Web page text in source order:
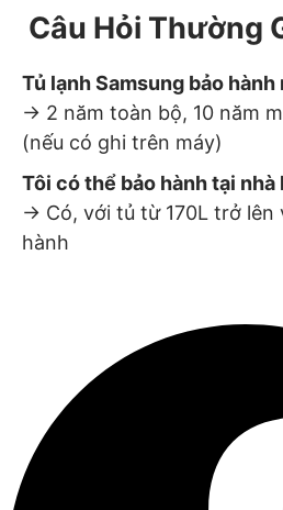
Câu Hỏi Thường
Tủ lạnh Samsung bảo hành
→ 2 năm toàn bộ, 10 năm
(nếu có ghi trên máy)
Tôi có thể bảo hành tại nhà
→ Có, với tủ từ 170L trở lên
hành